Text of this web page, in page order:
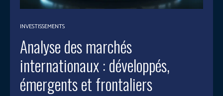
INVESTISSEMENTS
Analyse des marchés
internationaux : développés,
émergents et frontaliers